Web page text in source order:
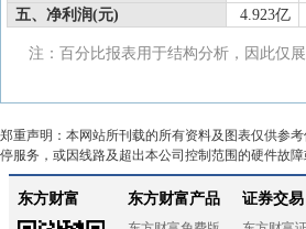
五、净利润(元)
4.923亿
注：百分比报表用于结构分析，因此仅
郑重声明：本网站所刊载的所有资料及图表仅供参
停服务，或因线路及超出本公司控制范围的硬件故